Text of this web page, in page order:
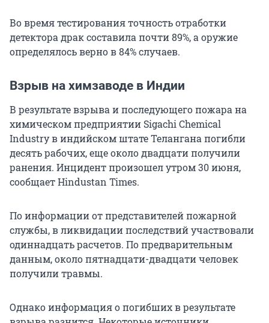
Во время тестирования точность отработки
детектора драк составила почти 89%, а оружие
определялось верно в 84% случаев.
Взрыв на химзаводе в Индии
В результате взрыва и последующего пожара на
химическом предприятии Sigachi Chemical
Industry в индийском штате Телангана погибли
десять рабочих, еще около двадцати получили
ранения. Инцидент произошел утром 30 июня,
сообщает Hindustan Times.
По информации от представителей пожарной
службы, в ликвидации последствий участвовали
одиннадцать расчетов. По предварительным
данным, около пятнадцати-двадцати человек
получили травмы.
Однако информация о погибших в результате